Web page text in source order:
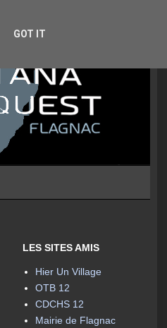
LES SITES AMIS
Hier Un Village
OTB 12
CDCHS 12
Mairie de Flagnac
GOT IT